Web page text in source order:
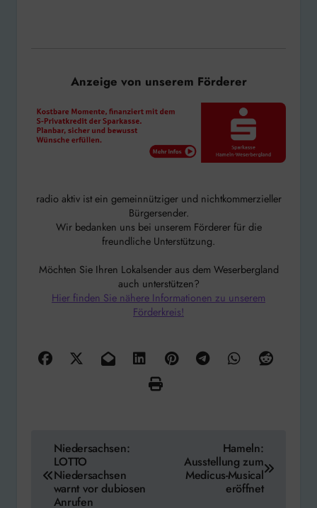
Anzeige von unserem Förderer
radio aktiv ist ein gemeinnütziger und nichtkommerzieller
Bürgersender.
Wir bedanken uns bei unserem Förderer für die
freundliche Unterstützung.
Möchten Sie Ihren Lokalsender aus dem Weserbergland
auch unterstützen?
Hier finden Sie nähere Informationen zu unserem
Förderkreis!
Beitragsnavigation
Niedersachsen:
LOTTO
Niedersachsen
warnt vor dubiosen
Anrufen
Hameln:
Ausstellung zum
Medicus-Musical
eröffnet